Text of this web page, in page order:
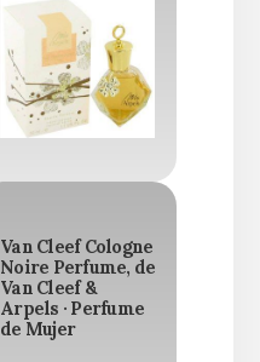
Van Cleef Cologne
Noire Perfume, de
Van Cleef &
Arpels · Perfume
de Mujer